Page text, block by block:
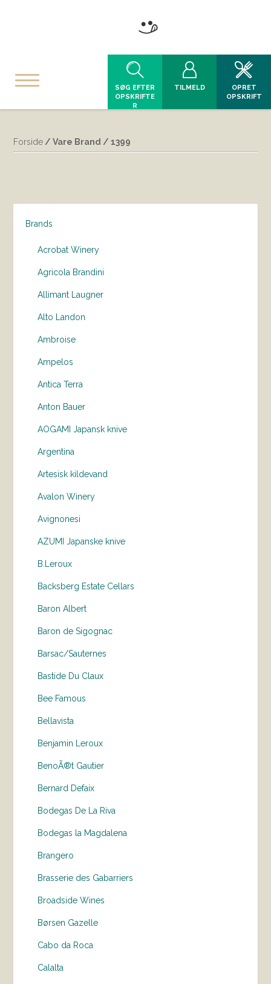
SØG EFTER
OPSKRIFTE
R
TILMELD
OPRET
OPSKRIFT
Forside / Vare Brand / 1399
Brands
Acrobat Winery
Agricola Brandini
Allimant Laugner
Alto Landon
Ambroise
Ampelos
Antica Terra
Anton Bauer
AOGAMI Japansk knive
Argentina
Artesisk kildevand
Avalon Winery
Avignonesi
AZUMI Japanske knive
B.Leroux
Backsberg Estate Cellars
Baron Albert
Baron de Sigognac
Barsac/Sauternes
Bastide Du Claux
Bee Famous
Bellavista
Benjamin Leroux
BenoÃ®t Gautier
Bernard Defaix
Bodegas De La Riva
Bodegas la Magdalena
Brangero
Brasserie des Gabarriers
Broadside Wines
Børsen Gazelle
Cabo da Roca
Calalta